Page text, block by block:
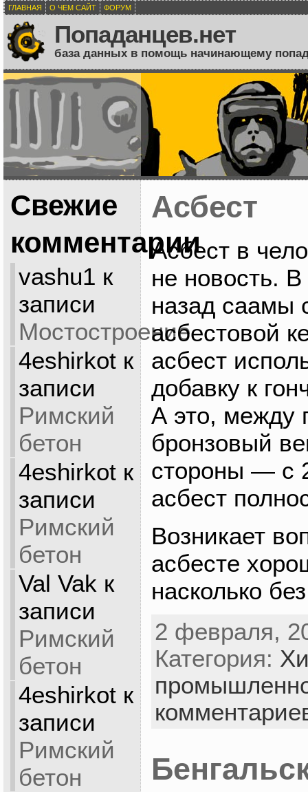
ГЛАВНАЯ О ЧЕМ САЙТ ФОРУМ
Попаданцев.нет
база данных в помощь начинающему
Свежие
комментарии
vashu1 к
записи
Мостостроение
4eshirkotк
записи
Римский
бетон
4eshirkotк
записи
Римский
бетон
Val Vak к
записи
Римский
бетон
4eshirkotк
записи
Римский
бетон
Асбест
Асбест в
не новость.
назад саамы
асбестовой
асбест
добавку к
А это, между
бронзовый
стороны — с
асбест
Возникает
асбесте
насколько
2 февраля,
Категория: